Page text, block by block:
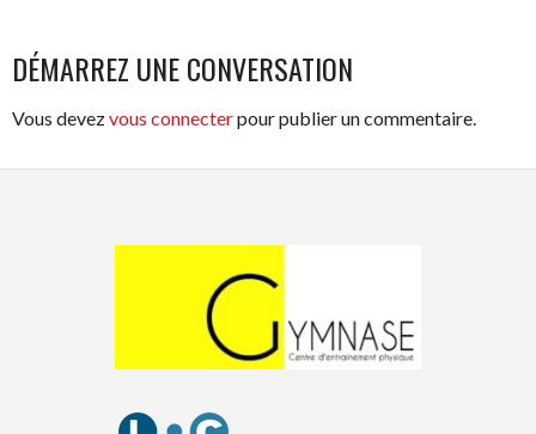
DÉMARREZ UNE CONVERSATION
Vous devezvous connecterpour publier un commentaire.